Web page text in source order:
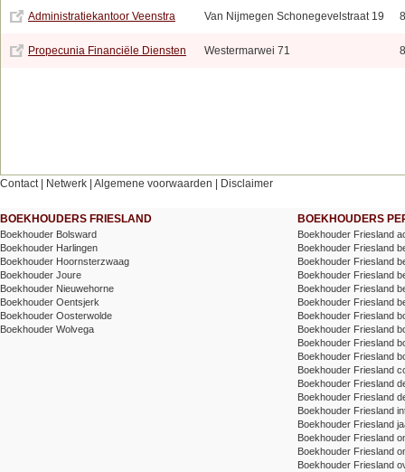
Administratiekantoor Veenstra Van Nijmegen Schonegevelstraat 19
Propecunia Financiële Diensten Westermarwei 71
Contact| Netwerk Algemene voorwaarden Disclaimer
BOEKHOUDERS FRIESLAND
Boekhouder Bolsward
Boekhouder Harlingen
Boekhouder Hoornsterzwaag
Boekhouder Joure
Boekhouder Nieuwehorne
Boekhouder Oentsjerk
Boekhouder Oosterwolde
Boekhouder Wolvega
BOEKHOUDERS
Boekhouder Friesland
Boekhouder Friesland
Boekhouder Friesland
Boekhouder Friesland
Boekhouder Friesland
Boekhouder Friesland
Boekhouder Friesland
Boekhouder Friesland
Boekhouder Friesland
Boekhouder Friesland
Boekhouder Friesland
Boekhouder Friesland
Boekhouder Friesland
Boekhouder Friesland
Boekhouder Friesland
Boekhouder Friesland
Boekhouder Friesland
Boekhouder Friesland